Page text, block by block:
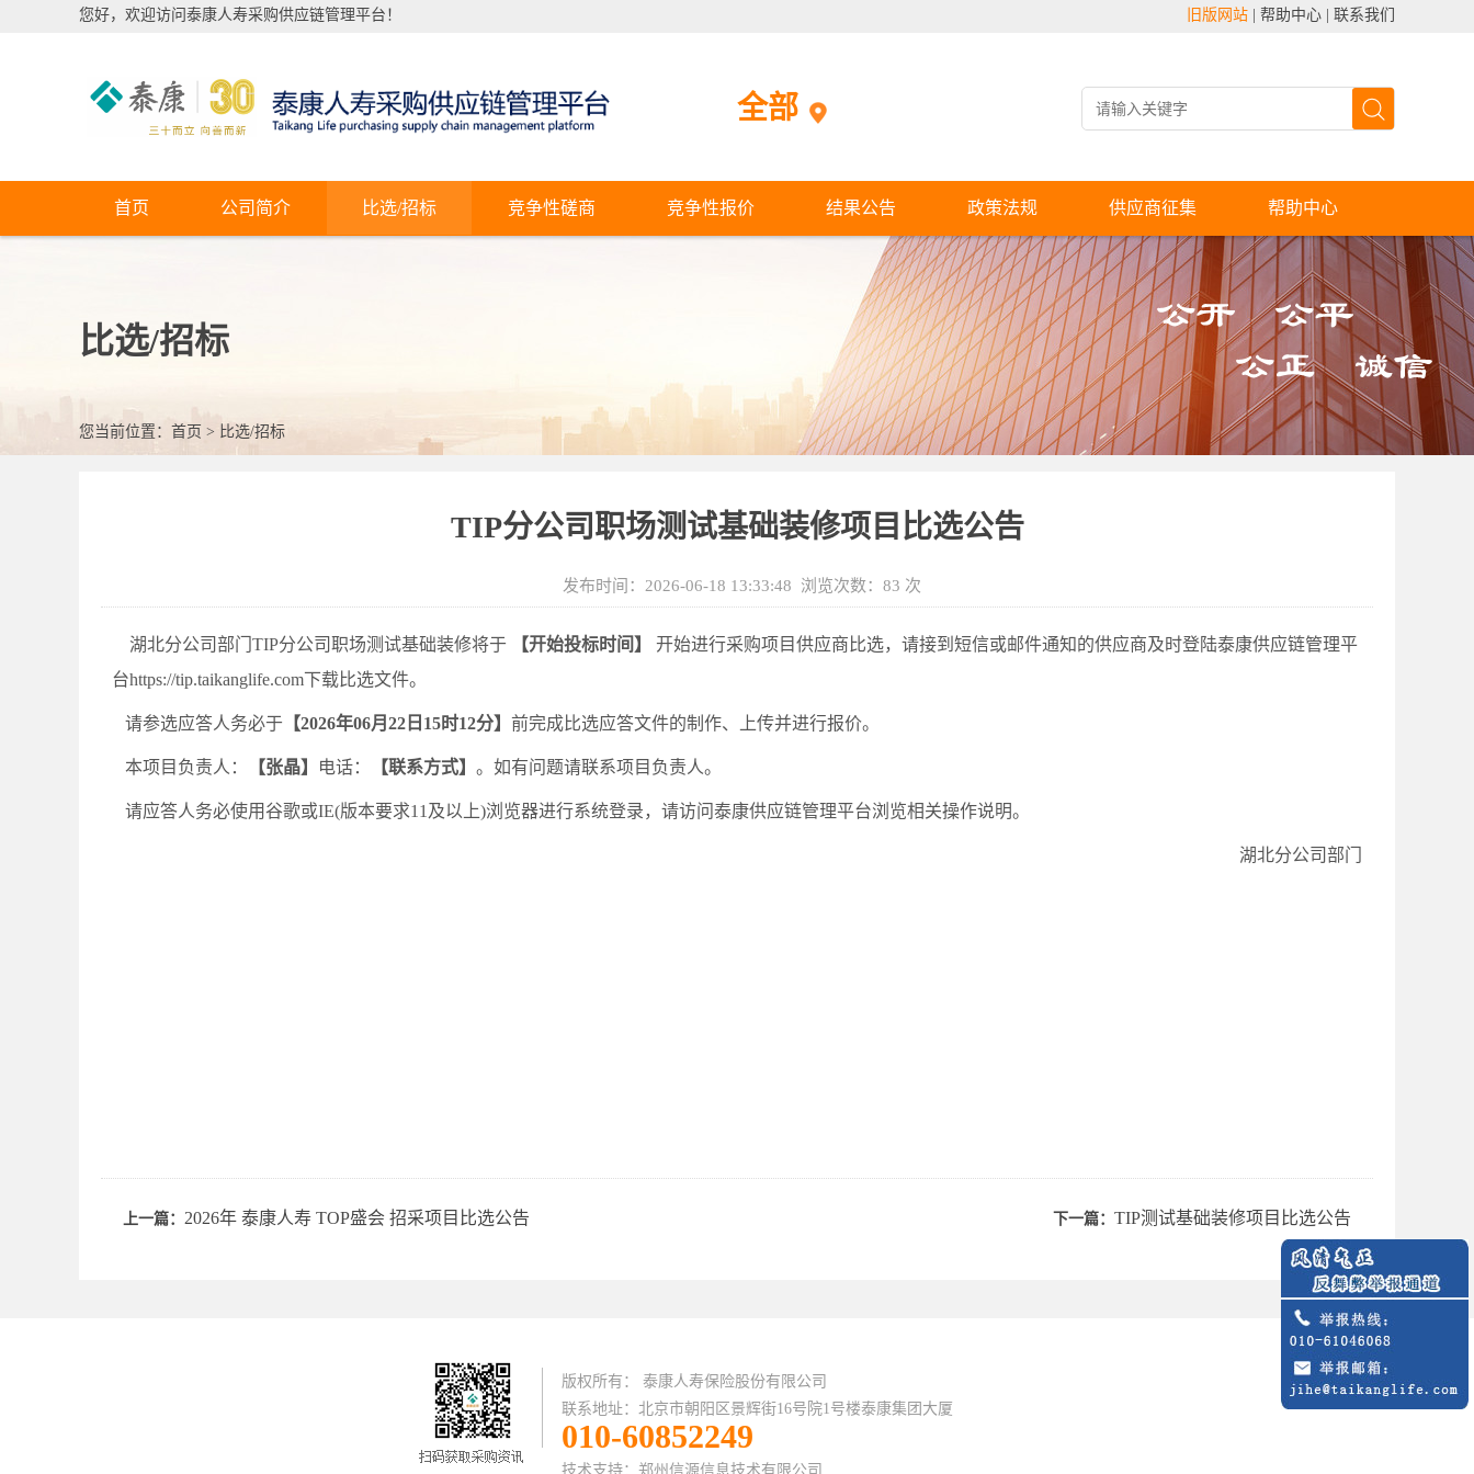
您好，欢迎访问泰康人寿采购供应链管理平台！ 旧版网站 帮助中心 联系我们
全部
首页 公司简介 比选/招标 竞争性磋商 竞争性报价 结果公告 政策法规 供应商征集 帮助中心
比选/招标
您当前位置： 首页 > 比选/招标
TIP分公司职场测试基础装修项目比选公告
发布时间：2026-06-18 13:33:48 浏览次数： 83 次
湖北分公司部门 TIP分公司职场测试基础装修将于 【开始投标时间】 开始进行采购项目供应商 比选，请接到短信或邮件通知的供应商及时登陆泰康供应链管理平
台https://tip.taikanglife.com下载比选文件。
请参选应答人务必于 【2026年06月22日15时12分】 前完成比选应答文件的制作、上传并进行报价。
本项目负责人： 【张晶】 电话： 【联系方式】 。如有问题请联系项目负责人。
请应答人务必使用谷歌或IE(版本要求11及以上)浏览器进行系统登录，请访问泰康供应链管理平台浏览相关操作说明。
湖北分公司部门
上一篇： 2026年 泰康人寿 TOP盛会 招采项目比选公告 下一篇： TIP测试基础装修项目比选公告
版权所有： 泰康人寿保险股份有限公司
联系地址：北京市朝阳区景辉街16号院1号楼泰康集团大厦
010-60852249
技术支持： 郑州信源信息技术有限公司